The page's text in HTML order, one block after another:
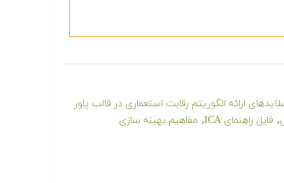
ارائه الگوریتم رقابت استعماری در قالب پاور
, فایل راهنمای ICA , مفاهیم بهینه سازی